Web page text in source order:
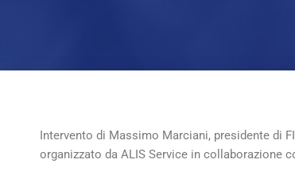
Intervento di Massimo Marciani, presidente di
organizzato da ALIS Service in collaborazione